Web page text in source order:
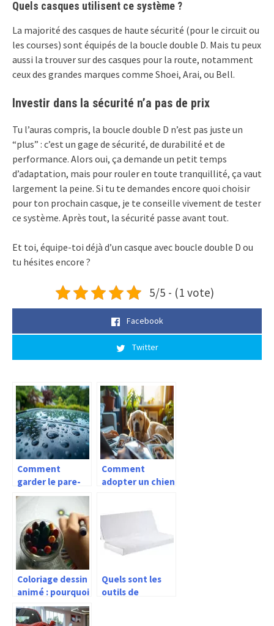
Quels casques utilisent ce système ?
La majorité des casques de haute sécurité (pour le circuit ou
les courses) sont équipés de la boucle double D. Mais tu peux
aussi la trouver sur des casques pour la route, notamment
ceux des grandes marques comme Shoei, Arai, ou Bell.
Investir dans la sécurité n’a pas de prix
Tu l’auras compris, la boucle double D n’est pas juste un
“plus” : c’est un gage de sécurité, de durabilité et de
performance. Alors oui, ça demande un petit temps
d’adaptation, mais pour rouler en toute tranquillité, ça vaut
largement la peine. Si tu te demandes encore quoi choisir
pour ton prochain casque, je te conseille vivement de tester
ce système. Après tout, la sécurité passe avant tout.
Et toi, équipe-toi déjà d’un casque avec boucle double D ou
tu hésites encore ?
5/5 - (1 vote)
Facebook
Twitter
Comment
garder le pare-
brise de votre
voiture propre
et sans traces ?
Comment
adopter un chien
Coloriage dessin
animé : pourquoi
c’est instructifs
à nos enfants ?
Quels sont les
outils de